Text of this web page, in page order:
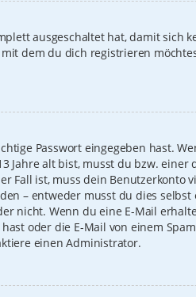
ausgeschaltet hat, damit sich
dem du dich registrieren
Passwort eingegeben hast.
Jahre alt bist, musst du bzw.
Fall ist, muss dein Benutzerkonto
– entweder musst du dies
nicht. Wenn du eine E-Mail
oder die E-Mail von einem
einen Administrator.